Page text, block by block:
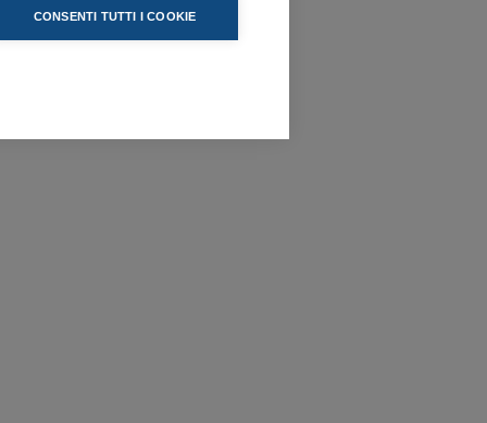
CONSENTI TUTTI I COOKIE